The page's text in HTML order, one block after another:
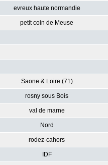
evreux haute normandie
petit coin de Meuse
Saone & Loire (71)
rosny sous Bois
val de marne
Nord
rodez-cahors
IDF